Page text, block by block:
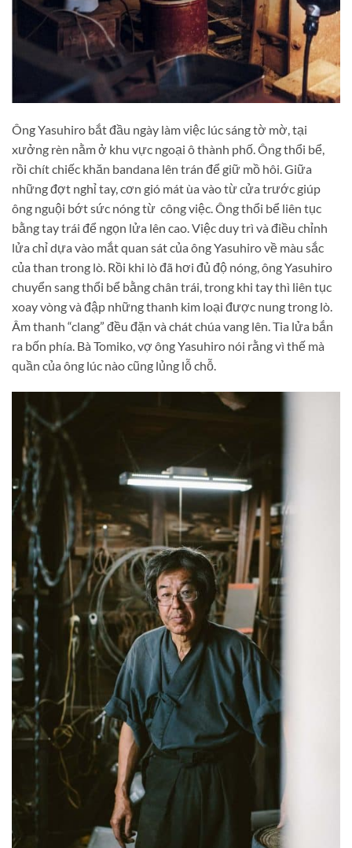
Ông Yasuhiro bắt đầu ngày làm việc lúc sáng tờ mờ, tại
xưởng rèn nằm ở khu vực ngoại ô thành phố. Ông thổi bể,
rồi chít chiếc khăn bandana lên trán để giữ mồ hôi. Giữa
những đợt nghỉ tay, cơn gió mát ùa vào từ cửa trước giúp
ông nguội bớt sức nóng từ công việc. Ông thổi bể liên tục
bằng tay trái để ngọn lửa lên cao. Việc duy trì và điều chỉnh
lửa chỉ dựa vào mắt quan sát của ông Yasuhiro về màu sắc
của than trong lò. Rồi khi lò đã hơi đủ độ nóng, ông Yasuhiro
chuyển sang thổi bể bằng chân trái, trong khi tay thì liên tục
xoay vòng và đập những thanh kim loại được nung trong lò.
Âm thanh “clang” đều đặn và chát chúa vang lên. Tia lửa bắn
ra bốn phía. Bà Tomiko, vợ ông Yasuhiro nói rằng vì thế mà
quần của ông lúc nào cũng lủng lỗ chỗ.